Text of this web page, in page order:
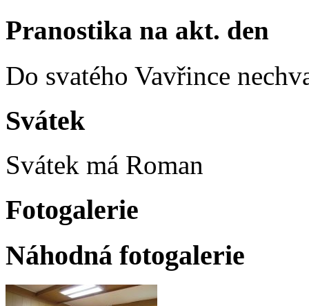
Pranostika na akt. den
Do svatého Vavřince
Svátek
Svátek má Roman
Fotogalerie
Náhodná fotogalerie